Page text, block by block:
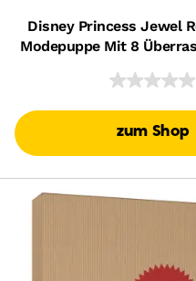
Disney Princess Jewel
Modepuppe Mit 8
zum Shop